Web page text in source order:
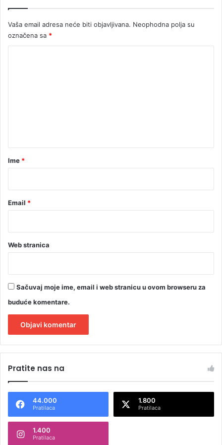
Vaša email adresa neće biti objavljivana. Neophodna polja su
označena sa *
rIme *
Email *
Web stranica
Sačuvaj moje ime, email i web stranicu u ovom browseru za
buduće komentare.
t
n
Pratite nas na
44.000
Pratilaca
1.800
Pratilaca
1.400
Pratilaca